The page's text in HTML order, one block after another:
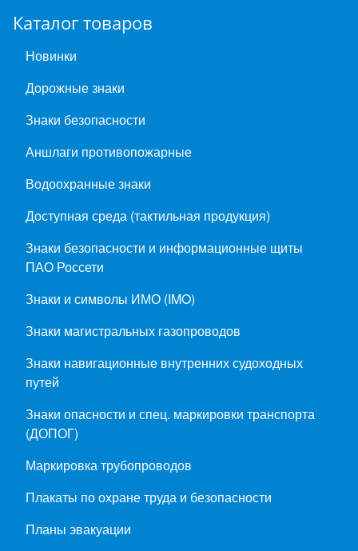
Каталог товаров
Новинки
Дорожные знаки
Знаки безопасности
Аншлаги противопожарные
Водоохранные знаки
Доступная среда (тактильная продукция)
Знаки безопасности и информационные щиты
ПАО Россети
Знаки и символы ИМО (IMO)
Знаки магистральных газопроводов
Знаки навигационные внутренних судоходных
путей
Знаки опасности и спец. маркировки транспорта
(ДОПОГ)
Маркировка трубопроводов
Плакаты по охране труда и безопасности
Планы эвакуации